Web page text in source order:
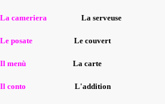
La cameriera La serveuse
Le posate Le couvert
Il menù La carte
Il conto L'addition